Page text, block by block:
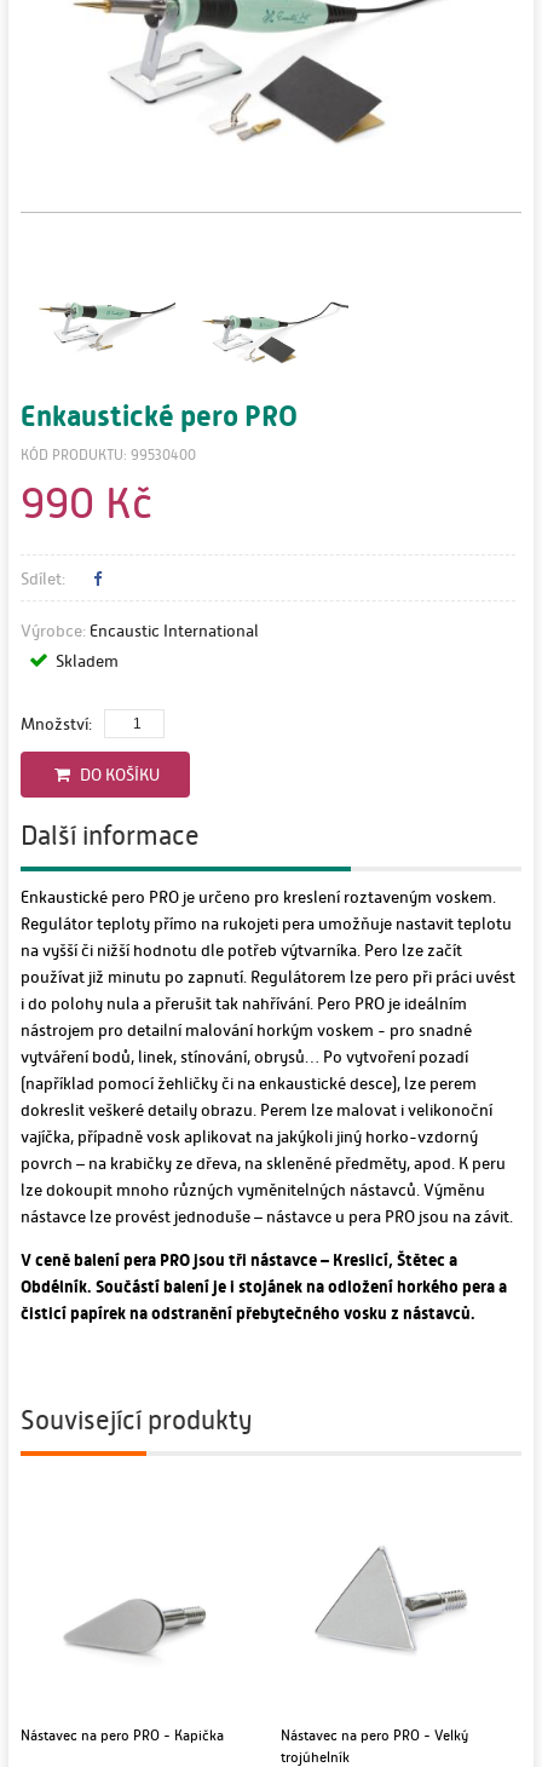
Enkaustické pero PRO
KÓD PRODUKTU: 99530400
990 Kč
Sdílet:
Výrobce: Encaustic International
Skladem
Množství:
DO KOŠÍKU
Další informace
Enkaustické pero PRO je určeno pro kreslení roztaveným voskem.
Regulátor teploty přímo na rukojeti pera umožňuje nastavit teplotu
na vyšší či nižší hodnotu dle potřeb výtvarníka. Pero lze začít
používat již minutu po zapnutí. Regulátorem lze pero při práci uvést
i do polohy nula a přerušit tak nahřívání. Pero PRO je ideálním
nástrojem pro detailní malování horkým voskem - pro snadné
vytváření bodů, linek, stínování, obrysů… Po vytvoření pozadí
(například pomocí žehličky či na enkaustické desce), lze perem
dokreslit veškeré detaily obrazu. Perem lze malovat i velikonoční
vajíčka, případně vosk aplikovat na jakýkoli jiný horko-vzdorný
povrch – na krabičky ze dřeva, na skleněné předměty, apod. K peru
lze dokoupit mnoho různých vyměnitelných nástavců. Výměnu
nástavce lze provést jednoduše – nástavce u pera PRO jsou na závit.
V ceně balení pera PRO jsou tři nástavce – Kreslicí, Štětec a
Obdélník. Součástí balení je i stojánek na odložení horkého pera a
čisticí papírek na odstranění přebytečného vosku z nástavců.
Související produkty
Nástavec na pero PRO - Kapička
Nástavec na pero PRO - Velký
trojúhelník